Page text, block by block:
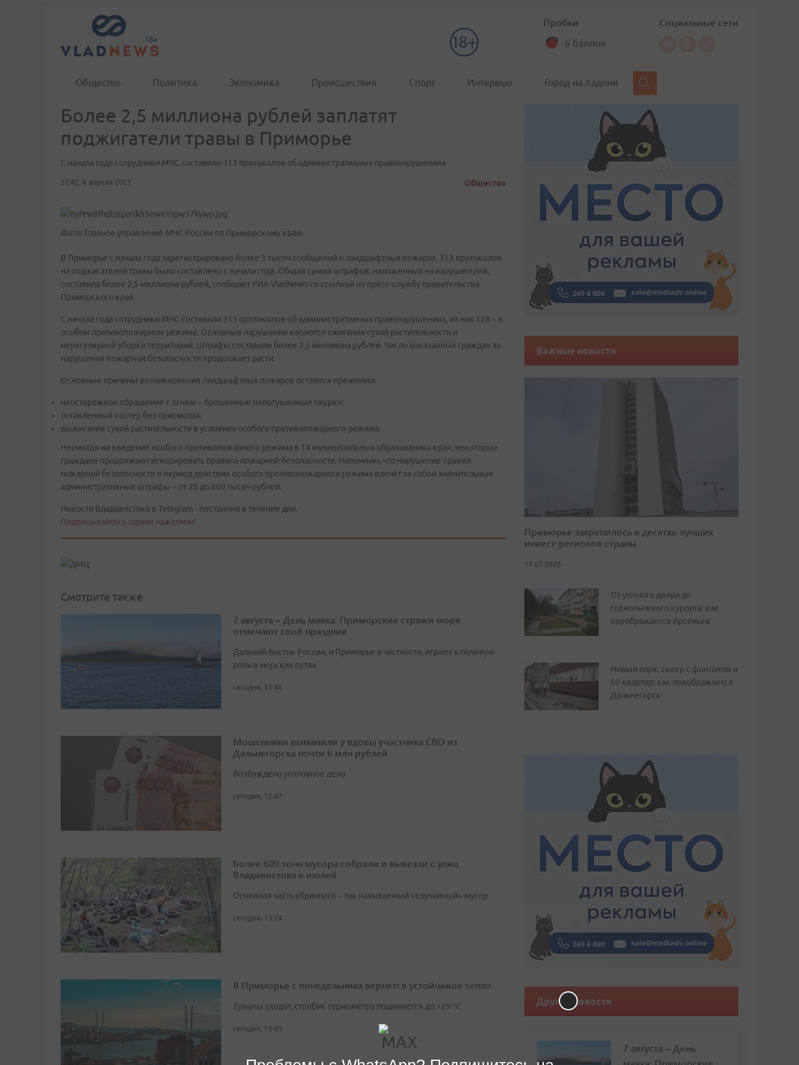
Пробки
6 баллов
Социальные сети
Общество Политика Экономика Происшествия Спорт Интервью Город на ладони
Более 2,5 миллиона рублей заплатят
поджигатели травы в Приморье
С начала года сотрудники МЧС составили 313 протоколов об административных правонарушениях
22:42, 6 апреля 2025 Общество
Фото: Главное управление МЧС России по Приморскому краю
В Приморье с начала года зарегистрировано более 3 тысяч сообщений о ландшафтных пожарах. 313 протоколов
на поджигателей травы было составлено с начала года. Общая сумма штрафов, наложенных на нарушителей,
составила более 2,5 миллиона рублей, сообщает РИА VladNews со ссылкой на пресс-службу правительства
Приморского края.
С начала года сотрудники МЧС составили 313 протоколов об административных правонарушениях, из них 128 – в
особом противопожарном режиме. Основные нарушения касаются сжигания сухой растительности и
нерегулярной уборки территорий. Штрафы составили более 2,5 миллиона рублей. Число наказанных граждан за
нарушения пожарной безопасности продолжает расти.
Основные причины возникновения ландшафтных пожаров остаются прежними:
неосторожное обращение с огнем – брошенные непотушенные окурки;
оставленный костер без присмотра;
выжигание сухой растительности в условиях особого противопожарного режима.
Несмотря на введение особого противопожарного режима в 14 муниципальных образованиях края, некоторые
граждане продолжают игнорировать правила пожарной безопасности. Напомним, что нарушение правил
пожарной безопасности в период действия особого противопожарного режима влечёт за собой значительные
административные штрафы – от 20 до 800 тысяч рублей.
Новости Владивостока в Telegram - постоянно в течение дня.
Подписывайтесь одним нажатием!
Смотрите также
7 августа – День маяка: Приморские стражи моря
отмечают свой праздник
Дальний Восток России, и Приморье в частности, играют ключевую
роль в морских путях
сегодня, 13:46
Мошенники выманили у вдовы участника СВО из
Дальнегорска почти 6 млн рублей
Возбуждено уголовное дело
сегодня, 12:47
Более 600 тонн мусора собрали и вывезли с улиц
Владивостока в июлей
Основная часть убранного – так называемый «случайный» мусор
сегодня, 13:24
В Приморье с понедельника вернется устойчивое тепло
Туманы уходят, столбик термометра поднимется до +29 °С
сегодня, 13:09
Важные новости
Приморье закрепилось в десятке лучших
инвест-регионов страны
17.07.2026
От уютного двора до
горнолыжного курорта: как
преображается Арсеньев
Новый парк, сквер с фонтаном и
50 квартир: как преображается
Дальнегорск
Другие новости
7 августа – День